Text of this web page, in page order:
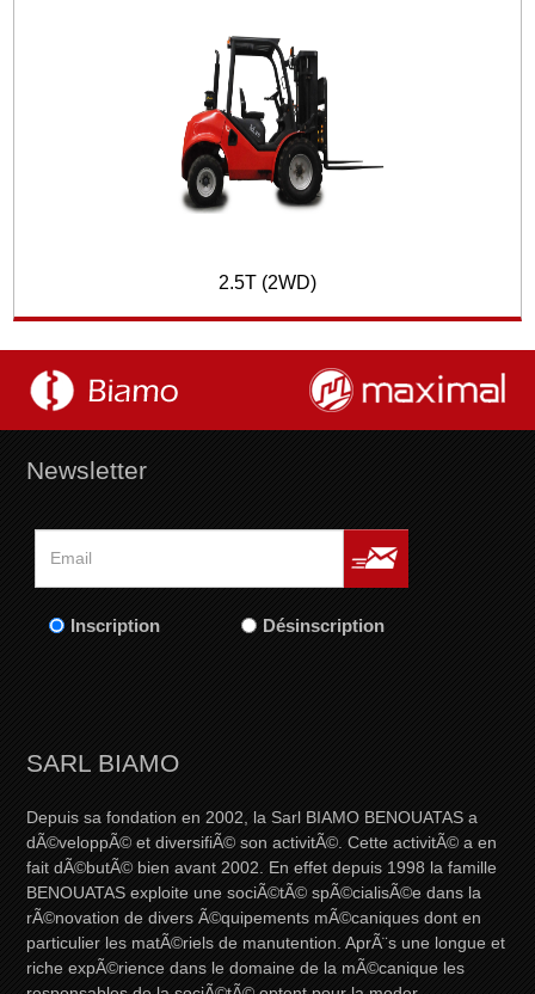
2.5T (2WD)
Newsletter
Inscription Désinscription
SARL BIAMO
Depuis sa fondation en 2002, la Sarl BIAMO BENOUATAS a
dÃ©veloppÃ© et diversifiÃ© son activitÃ©. Cette activitÃ© a en
fait dÃ©butÃ© bien avant 2002. En effet depuis 1998 la famille
BENOUATAS exploite une sociÃ©tÃ© spÃ©cialisÃ©e dans la
rÃ©novation de divers Ã©quipements mÃ©caniques dont en
particulier les matÃ©riels de manutention. AprÃ¨s une longue et
riche expÃ©rience dans le domaine de la mÃ©canique les